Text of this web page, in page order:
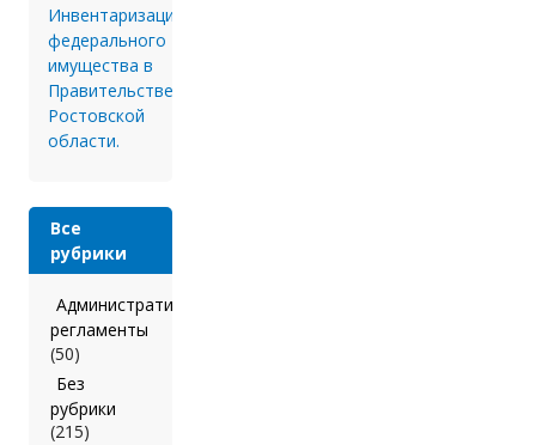
Инвентаризации
федерального
имущества в
Правительстве
Ростовской
области.
Все
рубрики
Административные
регламенты
(50)
Без
рубрики
(215)